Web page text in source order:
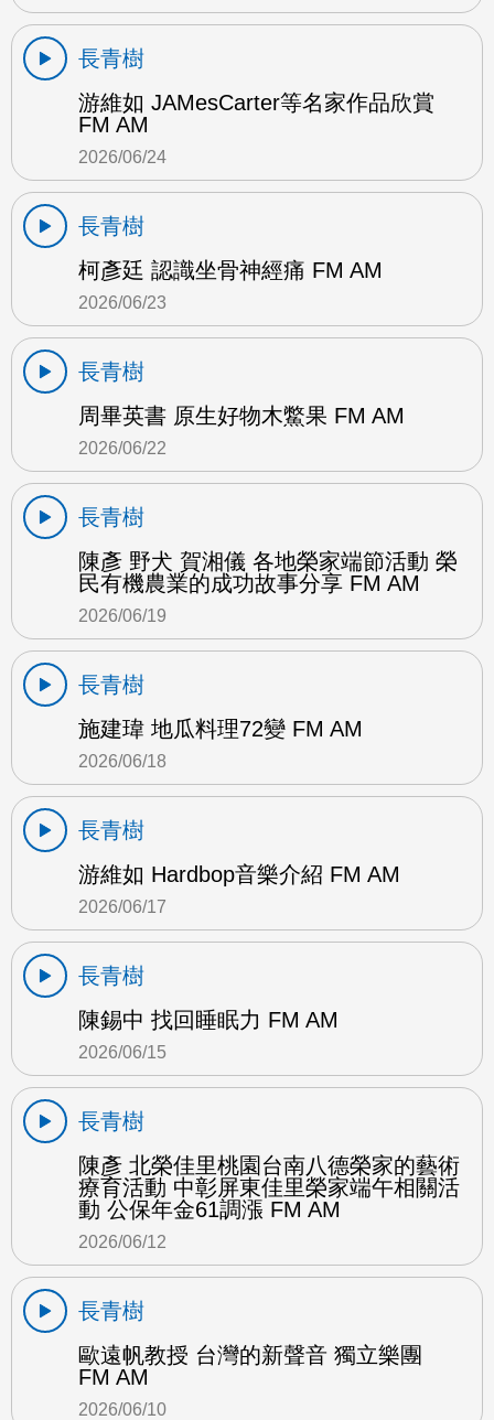
長青樹
游維如 JAMesCarter等名家作品欣賞
FM AM
2026/06/24
長青樹
柯彥廷 認識坐骨神經痛 FM AM
2026/06/23
長青樹
周畢英書 原生好物木鱉果 FM AM
2026/06/22
長青樹
陳彥 野犬 賀湘儀 各地榮家端節活動 榮
民有機農業的成功故事分享 FM AM
2026/06/19
長青樹
施建瑋 地瓜料理72變 FM AM
2026/06/18
長青樹
游維如 Hardbop音樂介紹 FM AM
2026/06/17
長青樹
陳錫中 找回睡眠力 FM AM
2026/06/15
長青樹
陳彥 北榮佳里桃園台南八德榮家的藝術
療育活動 中彰屏東佳里榮家端午相關活
動 公保年金61調漲 FM AM
2026/06/12
長青樹
歐遠帆教授 台灣的新聲音 獨立樂團
FM AM
2026/06/10